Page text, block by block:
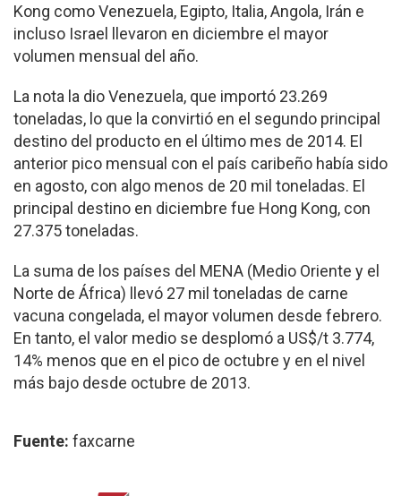
Kong como Venezuela, Egipto, Italia, Angola, Irán e
incluso Israel llevaron en diciembre el mayor
volumen mensual del año.
La nota la dio Venezuela, que importó 23.269
toneladas, lo que la convirtió en el segundo principal
destino del producto en el último mes de 2014. El
anterior pico mensual con el país caribeño había sido
en agosto, con algo menos de 20 mil toneladas. El
principal destino en diciembre fue Hong Kong, con
27.375 toneladas.
La suma de los países del MENA (Medio Oriente y el
Norte de África) llevó 27 mil toneladas de carne
vacuna congelada, el mayor volumen desde febrero.
En tanto, el valor medio se desplomó a US$/t 3.774,
14% menos que en el pico de octubre y en el nivel
más bajo desde octubre de 2013.
Fuente: faxcarne